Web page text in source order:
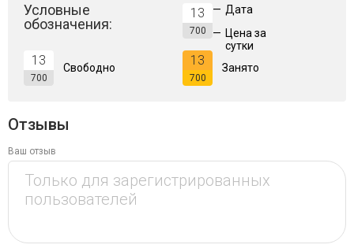
Условные
обозначения:
13
700
— Дата
— Цена за
сутки
13
700
Свободно
13
700
Занято
Отзывы
Ваш отзыв